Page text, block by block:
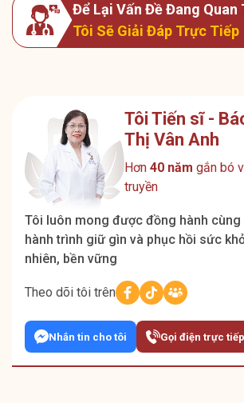
Để Lại Vấn Đề Đang Quan
Tôi Sẽ Giải Đáp Trực Tiếp
Tôi Tiến sĩ -
Thị Vân Anh
Hơn 40 năm gắn bó
truyền
Tôi luôn mong được đồng hành cùng
hành trình giữ gìn và phục hồi sức
nhiên, bền vững
Theo dõi tôi trên
Nhắn tin cho tôi Gọi điện trực tiếp